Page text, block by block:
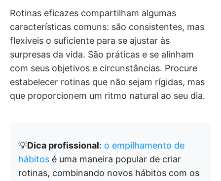
Rotinas eficazes compartilham algumas
características comuns: são consistentes, mas
flexíveis o suficiente para se ajustar às
surpresas da vida. São práticas e se alinham
com seus objetivos e circunstâncias. Procure
estabelecer rotinas que não sejam rígidas, mas
que proporcionem um ritmo natural ao seu dia.
💡Dica profissional: o empilhamento de
hábitos é uma maneira popular de criar
rotinas, combinando novos hábitos com os